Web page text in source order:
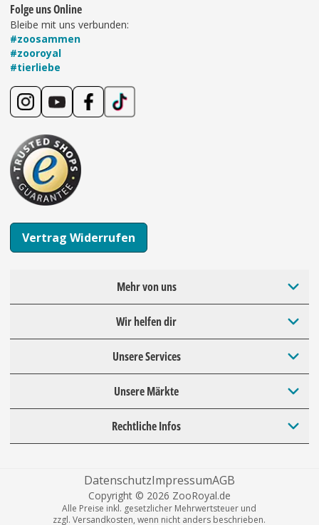
Folge uns Online
Bleibe mit uns verbunden:
#zoosammen
#zooroyal
#tierliebe
Vertrag Widerrufen
Mehr von uns
Wir helfen dir
Unsere Services
Unsere Märkte
Rechtliche Infos
DatenschutzImpressumAGB
Copyright © 2026 ZooRoyal.de
Alle Preise inkl. gesetzlicher Mehrwertsteuer und
zzgl. Versandkosten, wenn nicht anders beschrieben.